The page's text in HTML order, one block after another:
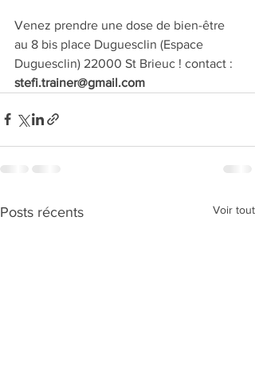
Venez prendre une dose de bien-être
au 8 bis place Duguesclin (Espace
Duguesclin) 22000 St Brieuc ! contact :
stefi.trainer@gmail.com
Posts récents Voir tout